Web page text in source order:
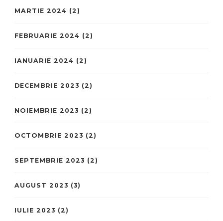
MARTIE 2024 (2)
FEBRUARIE 2024 (2)
IANUARIE 2024 (2)
DECEMBRIE 2023 (2)
NOIEMBRIE 2023 (2)
OCTOMBRIE 2023 (2)
SEPTEMBRIE 2023 (2)
AUGUST 2023 (3)
IULIE 2023 (2)